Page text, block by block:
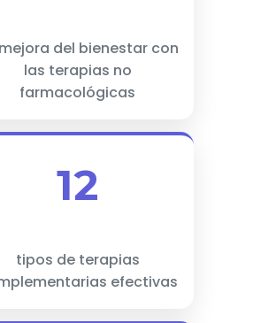
del bienestar con
las terapias no
farmacológicas
12
tipos de terapias
efectivas